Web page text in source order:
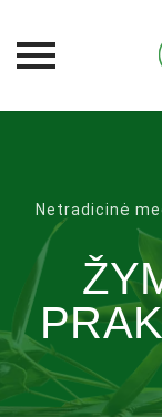
Netradicinė